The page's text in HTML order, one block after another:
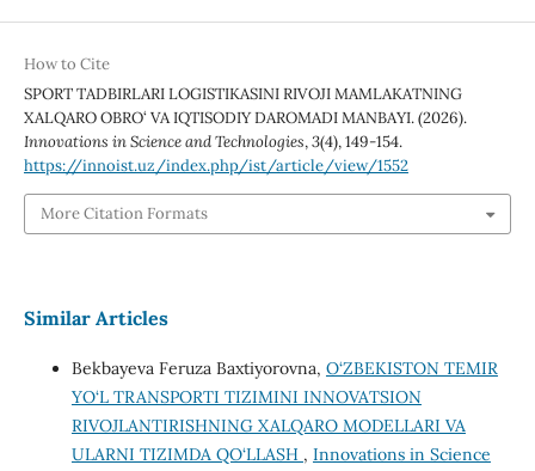
How to Cite
SPORT TADBIRLARI LOGISTIKASINI RIVOJI MAMLAKATNING
XALQARO OBRO‘ VA IQTISODIY DAROMADI MANBAYI. (2026).
Innovations in Science and Technologies,3(4), 149-154.
https://innoist.uz/index.php/ist/article/view/1552
More Citation Formats
Similar Articles
Bekbayeva Feruza Baxtiyorovna, O‘ZBEKISTON TEMIR
YO‘L TRANSPORTI TIZIMINI INNOVATSION
RIVOJLANTIRISHNING XALQARO MODELLARI VA
ULARNI TIZIMDA QO‘LLASH , Innovations in Science